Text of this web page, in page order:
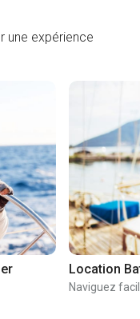
une expérience
Location
Naviguez